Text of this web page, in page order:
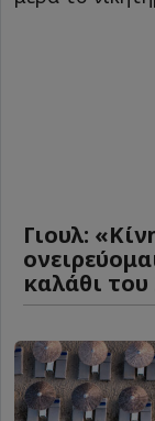
Γιουλ:
καλάθι του